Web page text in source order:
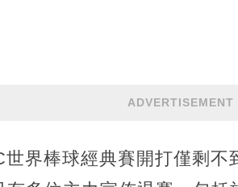
ADVERTISEMENT
界棒球經典賽開打僅剩